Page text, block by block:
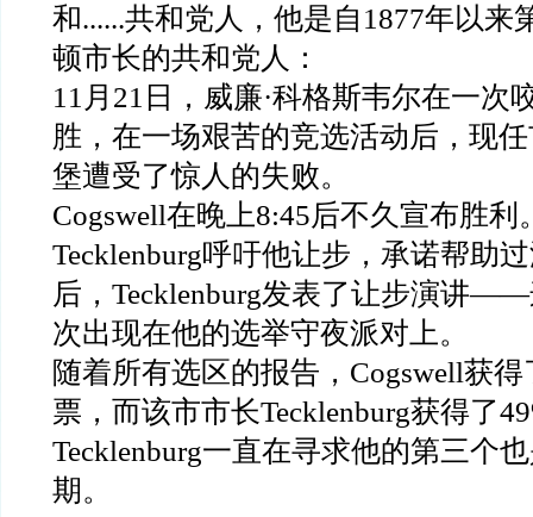
和......共和党人，他是自1877年以来
顿市长的共和党人：
11月21日，威廉·科格斯韦尔在一次
胜，在一场艰苦的竞选活动后，现
堡遭受了惊人的失败。
Cogswell在晚上8:45后不久宣布胜利
Tecklenburg呼吁他让步，承诺帮助
后，Tecklenburg发表了让步演讲
次出现在他的选举守夜派对上。
随着所有选区的报告，Cogswell获得
票，而该市市长Tecklenburg获得了
Tecklenburg一直在寻求他的第三个
期。